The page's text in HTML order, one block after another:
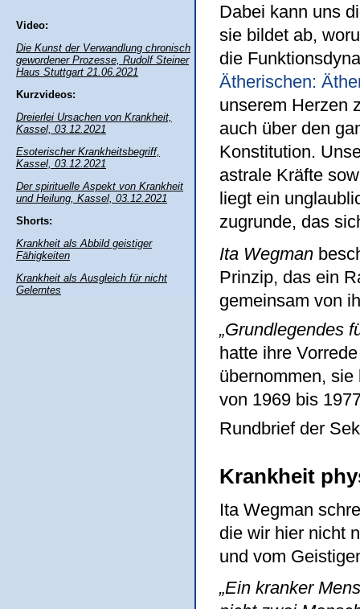
Dabei kann uns
sie bildet ab,
die
Ätherischen:
unserem Herzen
auch über den
Konstitution.
astrale Kräfte
liegt ein
zugrunde, das
Ita Wegman
Prinzip, das ein
gemeinsam von
„Grundlegendes
hatte ihre
übernommen,
von 1969 bis
Rundbrief der
Krankheit
Ita Wegman
die wir hier nicht
und vom
„Ein kranker
Video:
Die Kunst der Verwandlung chronisch
gewordener Prozesse, Rudolf Steiner
Haus Stuttgart 21.06.2021
Kurzvideos:
Dreierlei Ursachen von Krankheit,
Kassel, 03.12.2021
Esoterischer Krankheitsbegriff,
Kassel, 03.12.2021
Der spirituelle Aspekt von Krankheit
und Heilung, Kassel, 03.12.2021
Shorts:
Krankheit als Abbild geistiger
Fähigkeiten
Krankheit als Ausgleich für nicht
Gelerntes